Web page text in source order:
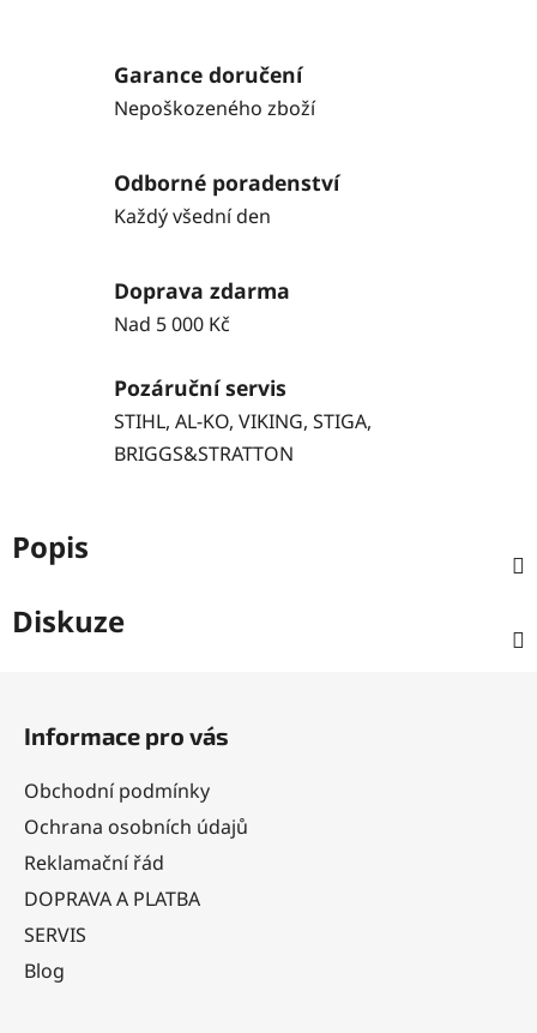
Garance doručení
Nepoškozeného zboží
Odborné poradenství
Každý všední den
Doprava zdarma
Nad 5 000 Kč
Pozáruční servis
STIHL, AL-KO, VIKING, STIGA,
BRIGGS&STRATTON
Popis
Diskuze
Informace pro vás
Obchodní podmínky
Ochrana osobních údajů
Reklamační řád
DOPRAVA A PLATBA
SERVIS
Blog